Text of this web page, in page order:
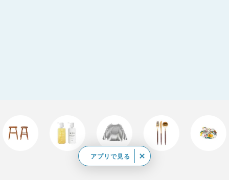
アプリで見る